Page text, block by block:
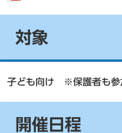
対象
子ども向け ※保護者も参
開催日程